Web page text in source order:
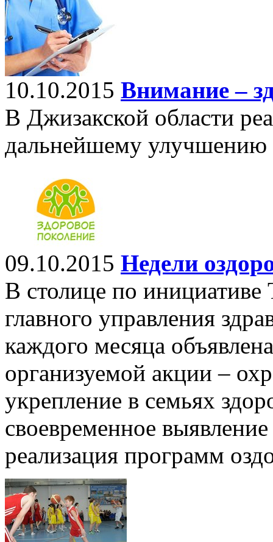
10.10.2015 Внимание –
В Джизакской области
дальнейшему улучшению
09.10.2015 Недели
В столице по инициативе
главного управления
каждого месяца
организуемой акции –
укрепление в семьях
своевременное
реализация программ